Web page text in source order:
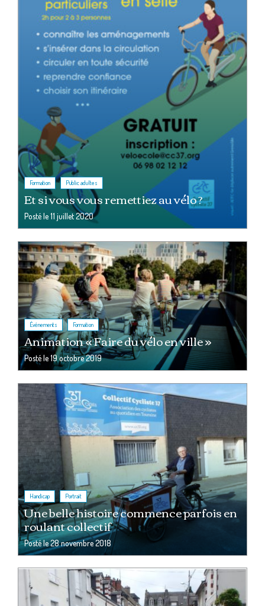
Formation , Public adultes
Et si vous vous remettiez au vélo ?
Posté le11 juillet 2020
Événements , Formation
Animation « Faire du vélo en ville »
Posté le19 octobre 2019
Handicap Portrait
Une belle histoire commence parfois en
roulant collectif
Posté le28 novembre 2018